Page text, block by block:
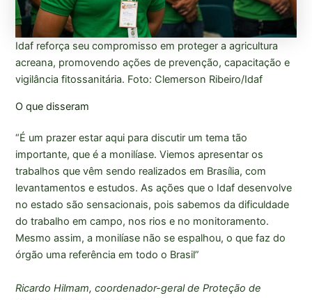
Idaf reforça seu compromisso em proteger a agricultura
acreana, promovendo ações de prevenção, capacitação e
vigilância fitossanitária. Foto: Clemerson Ribeiro/Idaf
O que disseram
“É um prazer estar aqui para discutir um tema tão
importante, que é a monilíase. Viemos apresentar os
trabalhos que vêm sendo realizados em Brasília, com
levantamentos e estudos. As ações que o Idaf desenvolve
no estado são sensacionais, pois sabemos da dificuldade
do trabalho em campo, nos rios e no monitoramento.
Mesmo assim, a monilíase não se espalhou, o que faz do
órgão uma referência em todo o Brasil”
Ricardo Hilmam, coordenador-geral de Proteção de